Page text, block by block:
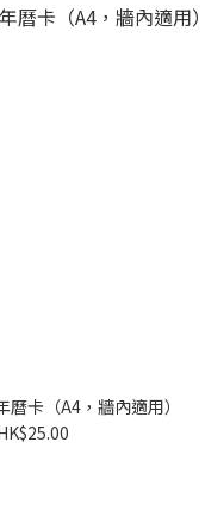
卡（A4，牆內適用）